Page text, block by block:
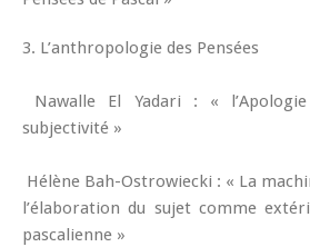
3. L’anthropologie des Pensées
Nawalle El Yadari : «
subjectivité »
Hélène Bah-Ostrowiecki : « La
l’élaboration du sujet comme
pascalienne »